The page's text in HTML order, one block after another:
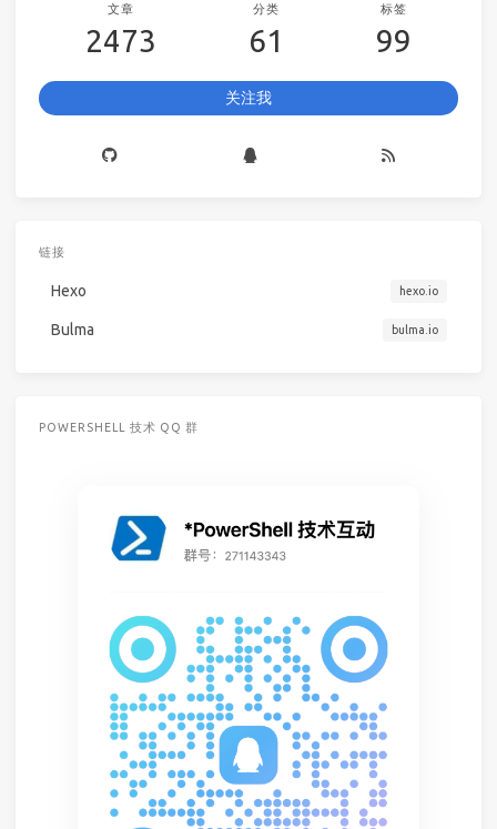
文章
2473
分类
61
标签
99
关注我
链接
Hexo hexo.io
Bulma bulma.io
POWERSHELL 技术 QQ 群